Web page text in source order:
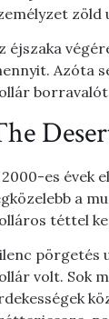
zöld
éjszaka
Azóta
2000-es évek
a
téttel
pörgetés
volt. Sok